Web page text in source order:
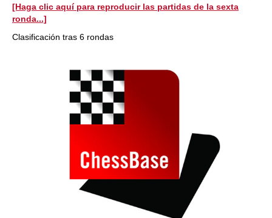
[Haga clic aquí para reproducir las partidas de la sexta
ronda...]
Clasificación tras 6 rondas